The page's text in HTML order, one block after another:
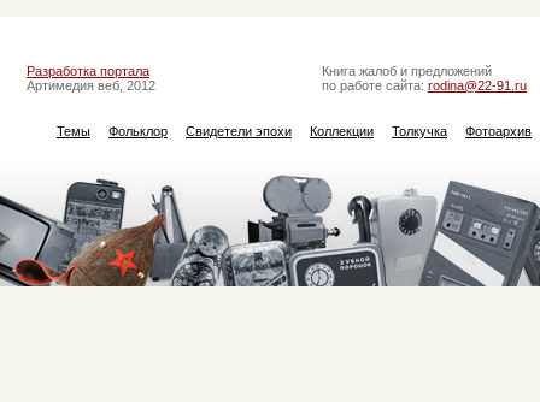
Разработка портала
Артимедия веб, 2012
Книга жалоб и предложений
по работе сайта: rodina@22-91.ru
Темы Фольклор Свидетели эпохи Коллекции Толкучка Фотоархив